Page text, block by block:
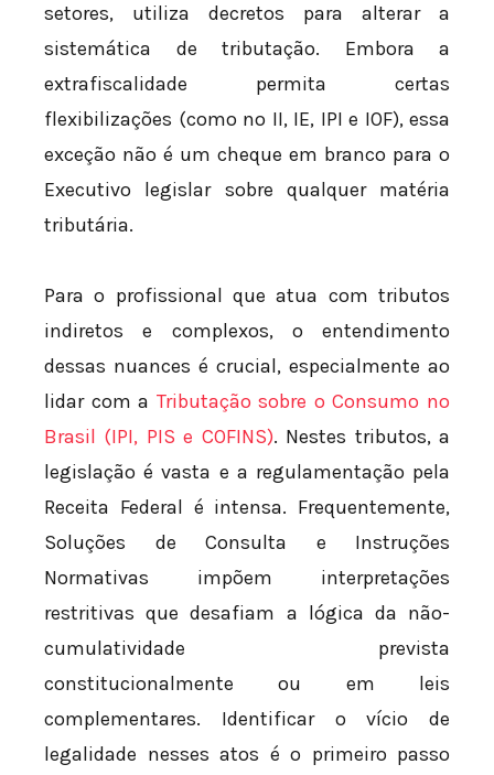
setores, utiliza decretos para alterar a
sistemática de tributação. Embora a
extrafiscalidade permita certas
flexibilizações (como no II, IE, IPI e IOF), essa
exceção não é um cheque em branco para o
Executivo legislar sobre qualquer matéria
tributária.
Para o profissional que atua com tributos
indiretos e complexos, o entendimento
dessas nuances é crucial, especialmente ao
lidar com a Tributação sobre o Consumo no
Brasil (IPI, PIS e COFINS). Nestes tributos, a
legislação é vasta e a regulamentação pela
Receita Federal é intensa. Frequentemente,
Soluções de Consulta e Instruções
Normativas impõem interpretações
restritivas que desafiam a lógica da não-
cumulatividade prevista
constitucionalmente ou em leis
complementares. Identificar o vício de
legalidade nesses atos é o primeiro passo